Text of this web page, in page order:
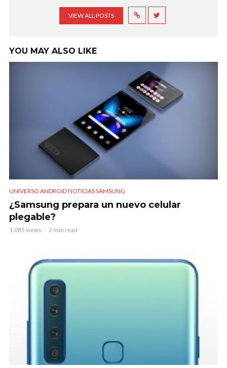
VIEW ALL POSTS
YOU MAY ALSO LIKE
UNIVERSO ANDROID NOTICIAS SAMSUNG
¿Samsung prepara un nuevo celular
plegable?
1.085 views 2 min read